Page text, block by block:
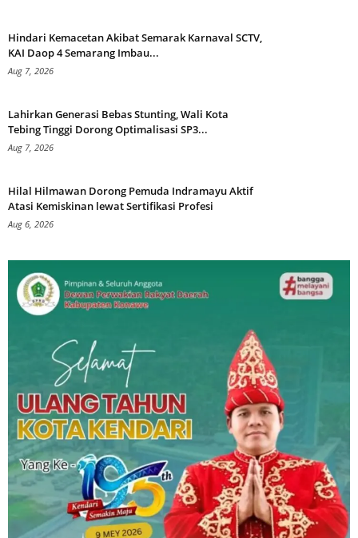
Hindari Kemacetan Akibat Semarak Karnaval SCTV,
KAI Daop 4 Semarang Imbau...
Aug 7, 2026
Lahirkan Generasi Bebas Stunting, Wali Kota
Tebing Tinggi Dorong Optimalisasi SP3...
Aug 7, 2026
Hilal Hilmawan Dorong Pemuda Indramayu Aktif
Atasi Kemiskinan lewat Sertifikasi Profesi
Aug 6, 2026